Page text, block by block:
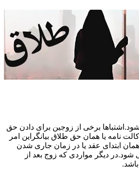
برخی از زوجین برای دادن حق
نامه یا همان حق طلاق بیانگراین امر
ابتدای عقد یا در زمان جاری شدن
دیگر مواردی که زوج بعد از